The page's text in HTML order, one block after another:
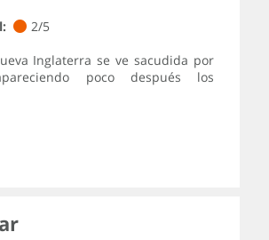
2/5
Inglaterra se ve sacudida por
poco después los